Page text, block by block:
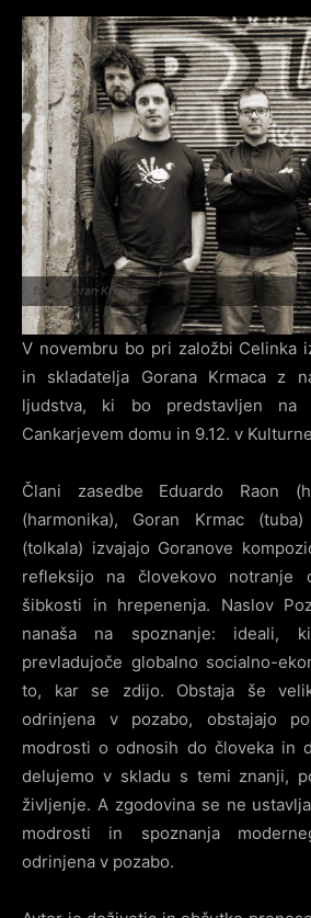
foto: Goran Krmac
V novembru bo pri založbi Celinka
in skladatelja Gorana Krmaca z
ljudstva, ki bo predstavljen na
Cankarjevem domu in 9.12. v
Člani zasedbe Eduardo Raon
(harmonika), Goran Krmac
(tolkala) izvajajo Goranove
refleksijo na človekovo notranje
šibkosti in hrepenenja. Naslov
nanaša na spoznanje: ideali,
prevladujoče globalno socialno-
to, kar se zdijo. Obstaja še
odrinjena v pozabo, obstajajo
modrosti o odnosih do človeka in
delujemo v skladu s temi znanji,
življenje. A zgodovina se ne
modrosti in spoznanja
odrinjena v pozabo.